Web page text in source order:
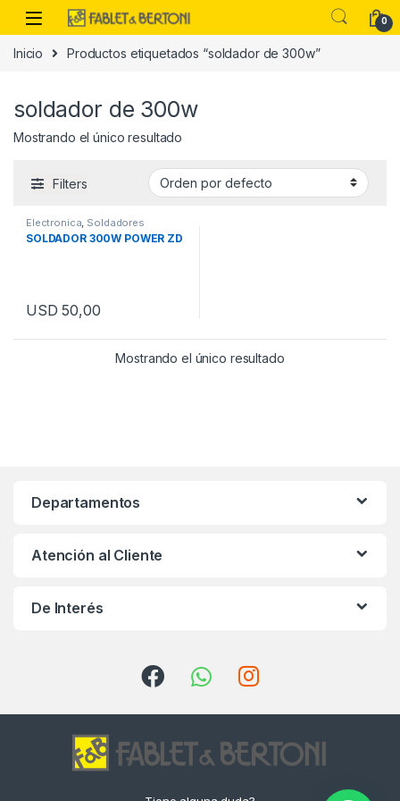
Skip to navigation
Skip to content
0
Inicio Productos etiquetados “soldador de 300w”
soldador de 300w
Mostrando el único resultado
Filters
Electronica Soldadores
SOLDADOR 300W POWER ZD
USD 50,00
Mostrando el único resultado
Departamentos
Atención al Cliente
De Interés